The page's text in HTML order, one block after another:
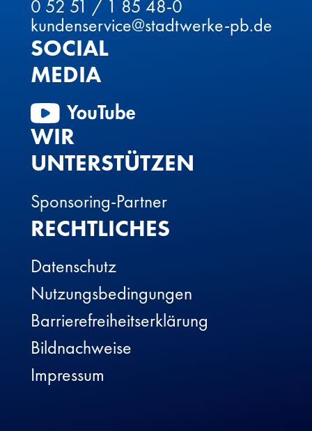
0 52 51 / 1 85 48-0
kundenservice@stadtwerke-pb.de
SOCIAL
MEDIA
WIR
UNTERSTÜTZEN
Sponsoring-Partner
RECHTLICHES
Datenschutz
Nutzungsbedingungen
Barrierefreiheitserklärung
Bildnachweise
Impressum